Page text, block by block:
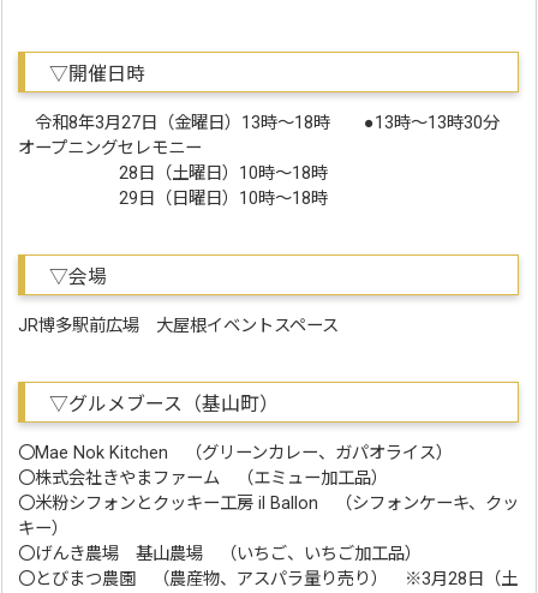
▽開催日時
令和8年3月27日（金曜日）13時～18時 ●13時〜13時30分
オープニングセレモニー
28日（土曜日）10時～18時
29日（日曜日）10時～18時
▽会場
JR博多駅前広場 大屋根イベントスペース
▽グルメブース（基山町）
〇Mae Nok Kitchen （グリーンカレー、ガパオライス）
〇株式会社きやまファーム （エミュー加工品）
〇米粉シフォンとクッキー工房 il Ballon （シフォンケーキ、クッ
キー）
〇げんき農場 基山農場 （いちご、いちご加工品）
〇とびまつ農園 （農産物、アスパラ量り売り） ※3月28日（土